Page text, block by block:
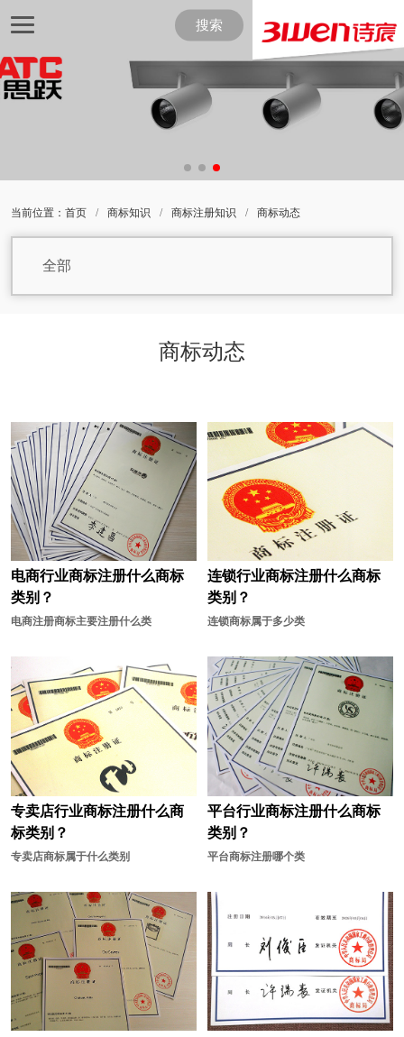
搜索
当前位置： 首页 / 商标知识 / 商标注册知识 / 商标动态
全部
商标动态
电商行业商标注册什么商标
类别？
电商注册商标主要注册什么类
连锁行业商标注册什么商标
类别？
连锁商标属于多少类
专卖店行业商标注册什么商
标类别？
专卖店商标属于什么类别
平台行业商标注册什么商标
类别？
平台商标注册哪个类